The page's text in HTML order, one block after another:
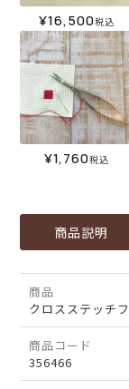
¥16,500税込
¥1,760税込
商品説明
商品
クロスステッチ
商品コード
356466